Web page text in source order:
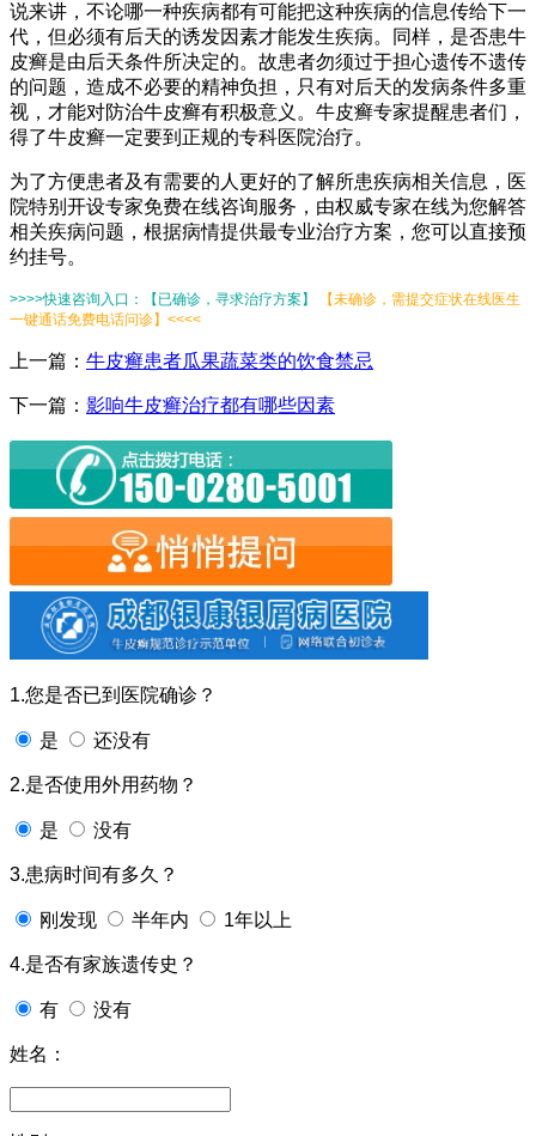
说来讲，不论哪一种疾病都有可能把这种疾病的信息传给下一
代，但必须有后天的诱发因素才能发生疾病。同样，是否患牛
皮癣是由后天条件所决定的。故患者勿须过于担心遗传不遗传
的问题，造成不必要的精神负担，只有对后天的发病条件多重
视，才能对防治牛皮癣有积极意义。牛皮癣专家提醒患者们，
得了牛皮癣一定要到正规的专科医院治疗。
为了方便患者及有需要的人更好的了解所患疾病相关信息，医
院特别开设专家免费在线咨询服务，由权威专家在线为您解答
相关疾病问题，根据病情提供最专业治疗方案，您可以直接预
约挂号。
>>>>快速咨询入口：【已确诊，寻求治疗方案】
【未确诊，需提交症状在线医生
一键通话免费电话问诊】<<<<
上一篇： 牛皮癣患者瓜果蔬菜类的饮食禁忌
下一篇： 影响牛皮癣治疗都有哪些因素
1.您是否已到医院确诊？
是 还没有
2.是否使用外用药物？
是 没有
3.患病时间有多久？
刚发现 半年内 1年以上
4.是否有家族遗传史？
有 没有
姓名：